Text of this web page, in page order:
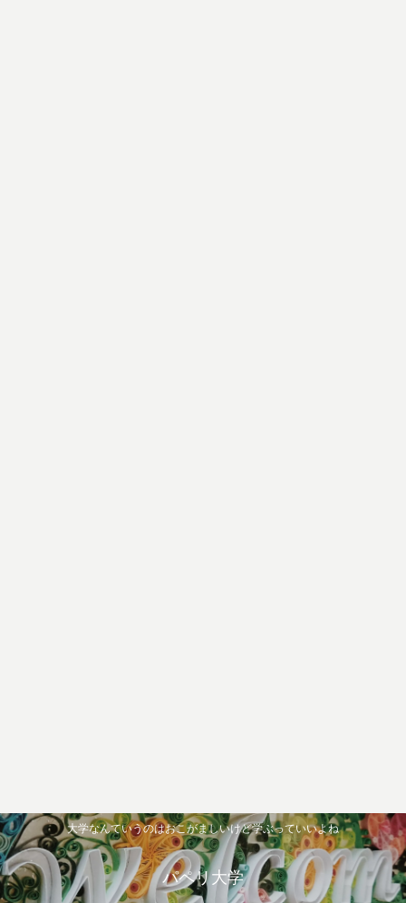
大学なんていうのはおこがましいけど学ぶっていいよね
パペリ大学